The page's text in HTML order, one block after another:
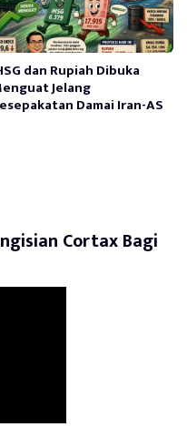
dan Rupiah Dibuka
Jelang
Damai Iran-AS
Cortax Bagi